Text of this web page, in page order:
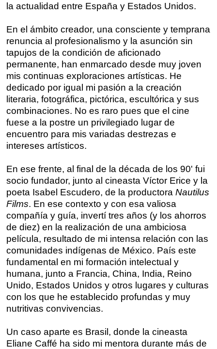
Recursos
Asesoría y Corrección
Tutorías
Directorios
Contacto
Escríbenos
Guía Rápida
Dónde estamos
Sede central:
Cervantes nº21, entlo.
28014 Madrid
info@fuentetajaliteraria.com
Tel 91 531 15 09
WhatsApp 619 027 626
Horario de atención:
De lunes a viernes
de 10 a 15 y 17 a 20 horas
la actualidad entre España y Estados Unidos.
En el ámbito creador, una consciente y temprana
renuncia al profesionalismo y la asunción sin
tapujos de la condición de aficionado
permanente, han enmarcado desde muy joven
mis continuas exploraciones artísticas. He
dedicado por igual mi pasión a la creación
literaria, fotográfica, pictórica, escultórica y sus
combinaciones. No es raro pues que el cine
fuese a la postre un privilegiado lugar de
encuentro para mis variadas destrezas e
intereses artísticos.
En ese frente, al final de la década de los 90' fui
socio fundador, junto al cineasta Víctor Erice y la
poeta Isabel Escudero, de la productora Nautilus
Films. En ese contexto y con esa valiosa
compañía y guía, invertí tres años (y los ahorros
de diez) en la realización de una ambiciosa
película, resultado de mi intensa relación con las
comunidades indígenas de México. País este
fundamental en mi formación intelectual y
humana, junto a Francia, China, India, Reino
Unido, Estados Unidos y otros lugares y culturas
con los que he establecido profundas y muy
nutritivas convivencias.
Un caso aparte es Brasil, donde la cineasta
Eliane Caffé ha sido mi mentora durante más de